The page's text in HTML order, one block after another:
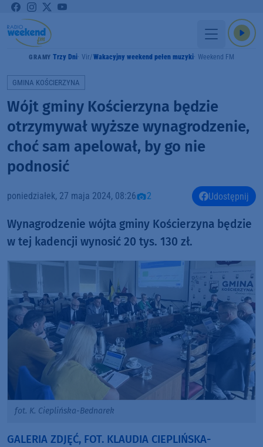
GRAMY Trzy Dni Vir Wakacyjny weekend pełen muzyki Weekend FM
GMINA KOŚCIERZYNA
Wójt gminy Kościerzyna będzie
otrzymywał wyższe wynagrodzenie,
choć sam apelował, by go nie
podnosić
poniedziałek, 27 maja 2024, 08:26 2 Udostępnij
Wynagrodzenie wójta gminy Kościerzyna będzie
w tej kadencji wynosić 20 tys. 130 zł.
fot. K. Cieplińska-Bednarek
GALERIA ZDJĘĆ, FOT. KLAUDIA CIEPLIŃSKA-